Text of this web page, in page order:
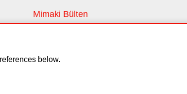
Mimaki Bülten
below.